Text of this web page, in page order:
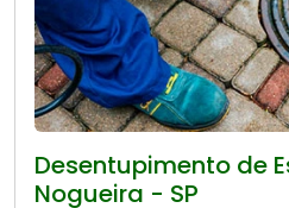
Desentupimento de
Nogueira - SP